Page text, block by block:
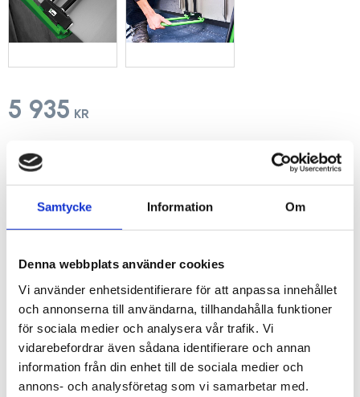
Samtycke Information Om
Denna webbplats använder cookies
Vi använder enhetsidentifierare för att anpassa innehållet
och annonserna till användarna, tillhandahålla funktioner
för sociala medier och analysera vår trafik. Vi
vidarebefordrar även sådana identifierare och annan
information från din enhet till de sociala medier och
annons- och analysföretag som vi samarbetar med.
5 935 KR
Antal
KÖP
Lagerstatus
Artikelnr 92080000
Med plastklädda käftar på språngtången minskar risken för
märken och du får ett snyggare resultat.